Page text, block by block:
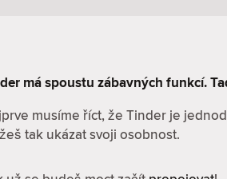
má spoustu zábavných funkcí.
musíme říct, že Tinder je
tak ukázat svoji osobnost.